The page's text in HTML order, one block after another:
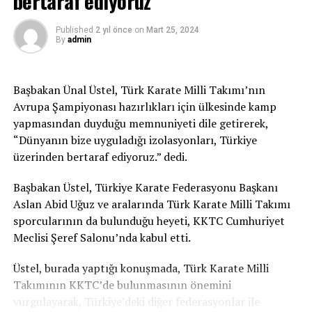
Bakanı Hulusi Akar, Sanayi ve Teknoloji Bakanı Mustafa
Varank, Ulaştırma ve Altyapı Bakanı Adil Karaismailoğlu,
AK Parti Genel Başkanvekilleri Numan Kurtulmuş ve
Kalın, İstanbul Valisi Ali Yerlikaya, İstanbul Büyükşehir
Belediye Başkanı Ekrem İmamoğlu, İstanbul Büyükşehir
Belediye Başkanvekili Tevfik Göksu, İstanbul İl Jandarma
Komutanı Tuğgeneral Nuh Köroğlu, İstanbul Emniyet
Müdürü Zafer Aktaş, AK Parti İstanbul İl Başkanı Osman
Yıldız ve bazı AK Parti milletvekilleri de katıldı.
Cuma namazı, yeni tip koronavirüs (Kovid-19) tedbirleri
kapsamında sosyal mesafeye uygun şekilde maske
Diyanet İşleri Başkanı Erbaş, namazın ardından dua
okudu.
Published 2 yıl önce on Mart 25, 2024
By admin
Başbakan Ünal Üstel, Türk Karate Milli Takımı’nın
Avrupa Şampiyonası hazırlıkları için ülkesinde kamp
yapmasından duyduğu memnuniyeti dile getirerek,
“Dünyanın bize uyguladığı izolasyonları, Türkiye
üzerinden bertaraf ediyoruz.” dedi.
Başbakan Üstel, Türkiye Karate Federasyonu Başkanı
Aslan Abid Uğuz ve aralarında Türk Karate Milli Takımı
sporcularının da bulunduğu heyeti, KKTC Cumhuriyet
Meclisi Şeref Salonu’nda kabul etti.
Üstel, burada yaptığı konuşmada, Türk Karate Milli
Takımının KKTC’de bulunmasının önemini
vurgulayarak, Türkiye’deki diğer federasyonlar ile